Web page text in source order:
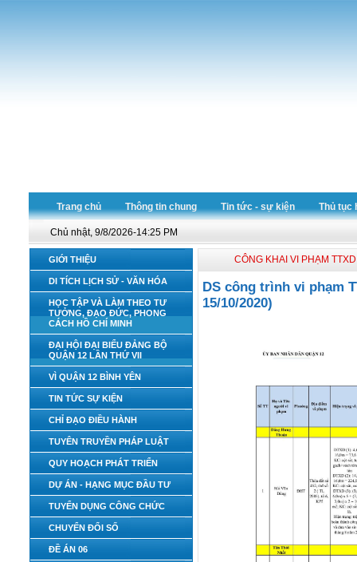
Trang chủ Thông tin chung Tin tức - sự kiện Thủ tục
Chủ nhật, 9/8/2026-14:25 PM
GIỚI THIỆU
DI TÍCH LỊCH SỬ - VĂN HÓA
HỌC TẬP VÀ LÀM THEO TƯ
TƯỞNG, ĐẠO ĐỨC, PHONG
CÁCH HỒ CHÍ MINH
ĐẠI HỘI ĐẠI BIỂU ĐẢNG BỘ
QUẬN 12 LẦN THỨ VII
VÌ QUẬN 12 BÌNH YÊN
TIN TỨC SỰ KIỆN
CHỈ ĐẠO ĐIỀU HÀNH
TUYÊN TRUYỀN PHÁP LUẬT
QUY HOẠCH PHÁT TRIỂN
DỰ ÁN - HẠNG MỤC ĐẦU TƯ
TUYỂN DỤNG CÔNG CHỨC
CHUYỂN ĐỔI SỐ
ĐỀ ÁN 06
CÔNG KHAI VI PHẠM TTXD
DS công trình vi phạm
15/10/2020)